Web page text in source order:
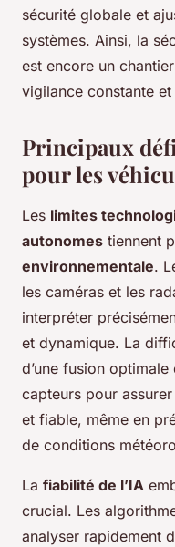
sécurité globale et
systèmes. Ainsi, la
est encore un
vigilance constante
Principaux
pour les
Les limites
autonomes tiennent
environnementale.
les caméras et les
interpréter
et dynamique. La
d’une fusion
capteurs pour
et fiable, même en
de conditions
La fiabilité de l’IA
crucial. Les
analyser rapidement